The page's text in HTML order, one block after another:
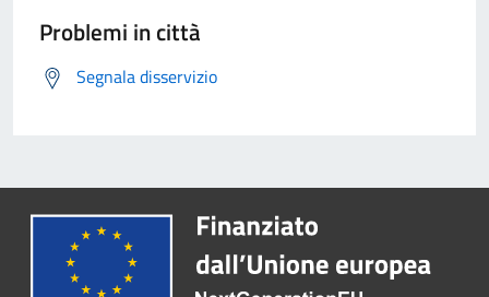
Problemi in città
Segnala disservizio